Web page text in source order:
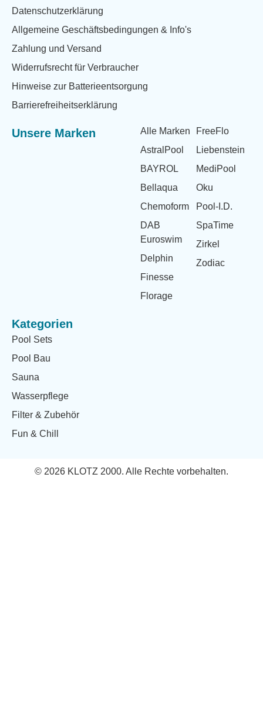
Datenschutzerklärung
Allgemeine Geschäftsbedingungen & Info's
Zahlung und Versand
Widerrufsrecht für Verbraucher
Hinweise zur Batterieentsorgung
Barrierefreiheitserklärung
Unsere Marken
Alle Marken
AstralPool
BAYROL
Bellaqua
Chemoform
DAB
Euroswim
Delphin
Finesse
Florage
FreeFlo
Liebenstein
MediPool
Oku
Pool-I.D.
SpaTime
Zirkel
Zodiac
Kategorien
Pool Sets
Pool Bau
Sauna
Wasserpflege
Filter & Zubehör
Fun & Chill
© 2026 KLOTZ 2000. Alle Rechte vorbehalten.